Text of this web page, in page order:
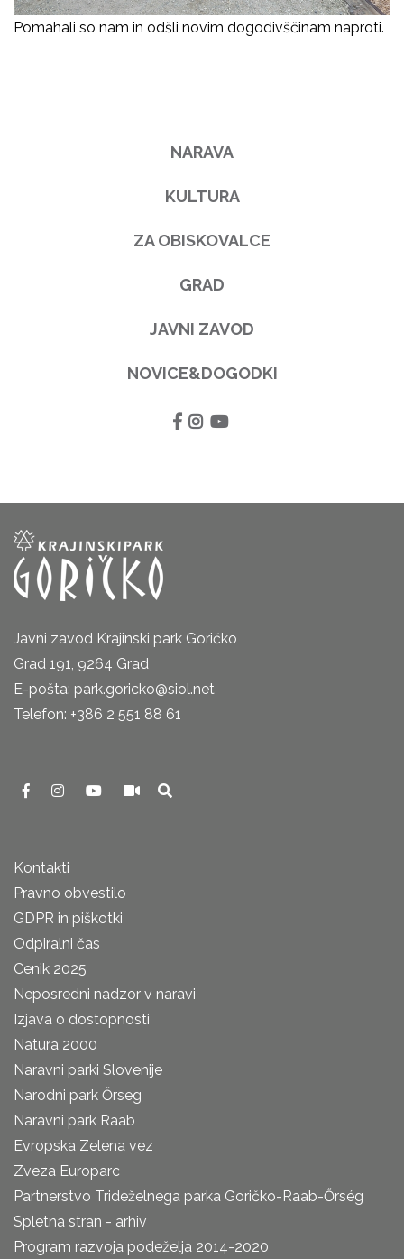
Pomahali so nam in odšli novim dogodivščinam naproti.
NARAVA
KULTURA
ZA OBISKOVALCE
GRAD
JAVNI ZAVOD
NOVICE&DOGODKI
Javni zavod Krajinski park Goričko
Grad 191, 9264 Grad
E-pošta: park.goricko@siol.net
Telefon: +386 2 551 88 61
Kontakti
Pravno obvestilo
GDPR in piškotki
Odpiralni čas
Cenik 2025
Neposredni nadzor v naravi
Izjava o dostopnosti
Natura 2000
Naravni parki Slovenije
Narodni park Őrseg
Naravni park Raab
Evropska Zelena vez
Zveza Europarc
Partnerstvo Trideželnega parka Goričko-Raab-Őrség
Spletna stran - arhiv
Program razvoja podeželja 2014-2020